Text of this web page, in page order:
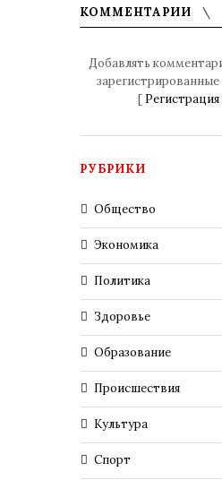
КОММЕНТАРИИ
Добавлять
зарегистрированные
[ Регистрация
РУБРИКИ
Общество
Экономика
Политика
Здоровье
Образование
Происшествия
Культура
Спорт